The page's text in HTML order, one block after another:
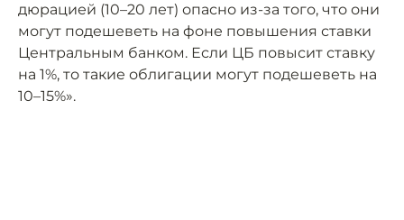
дюрацией (10–20 лет) опасно из-за того, что они
могут подешеветь на фоне повышения ставки
Центральным банком. Если ЦБ повысит ставку
на 1%, то такие облигации могут подешеветь на
10–15%».